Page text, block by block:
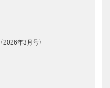
〈2026年3月号〉